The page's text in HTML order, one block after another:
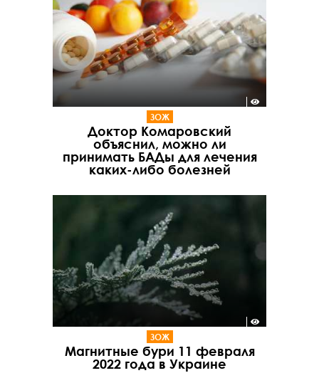
ЗОЖ
Доктор Комаровский
объяснил, можно ли
принимать БАДы для лечения
каких-либо болезней
ЗОЖ
Магнитные бури 11 февраля
2022 года в Украине